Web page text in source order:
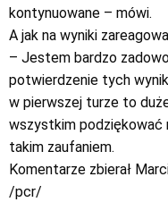
kontynuowane – mówi.
A jak na wyniki
– Jestem bardzo
potwierdzenie tych
w pierwszej turze to
wszystkim podziękować
takim zaufaniem.
Komentarze zbierał
/pcr/